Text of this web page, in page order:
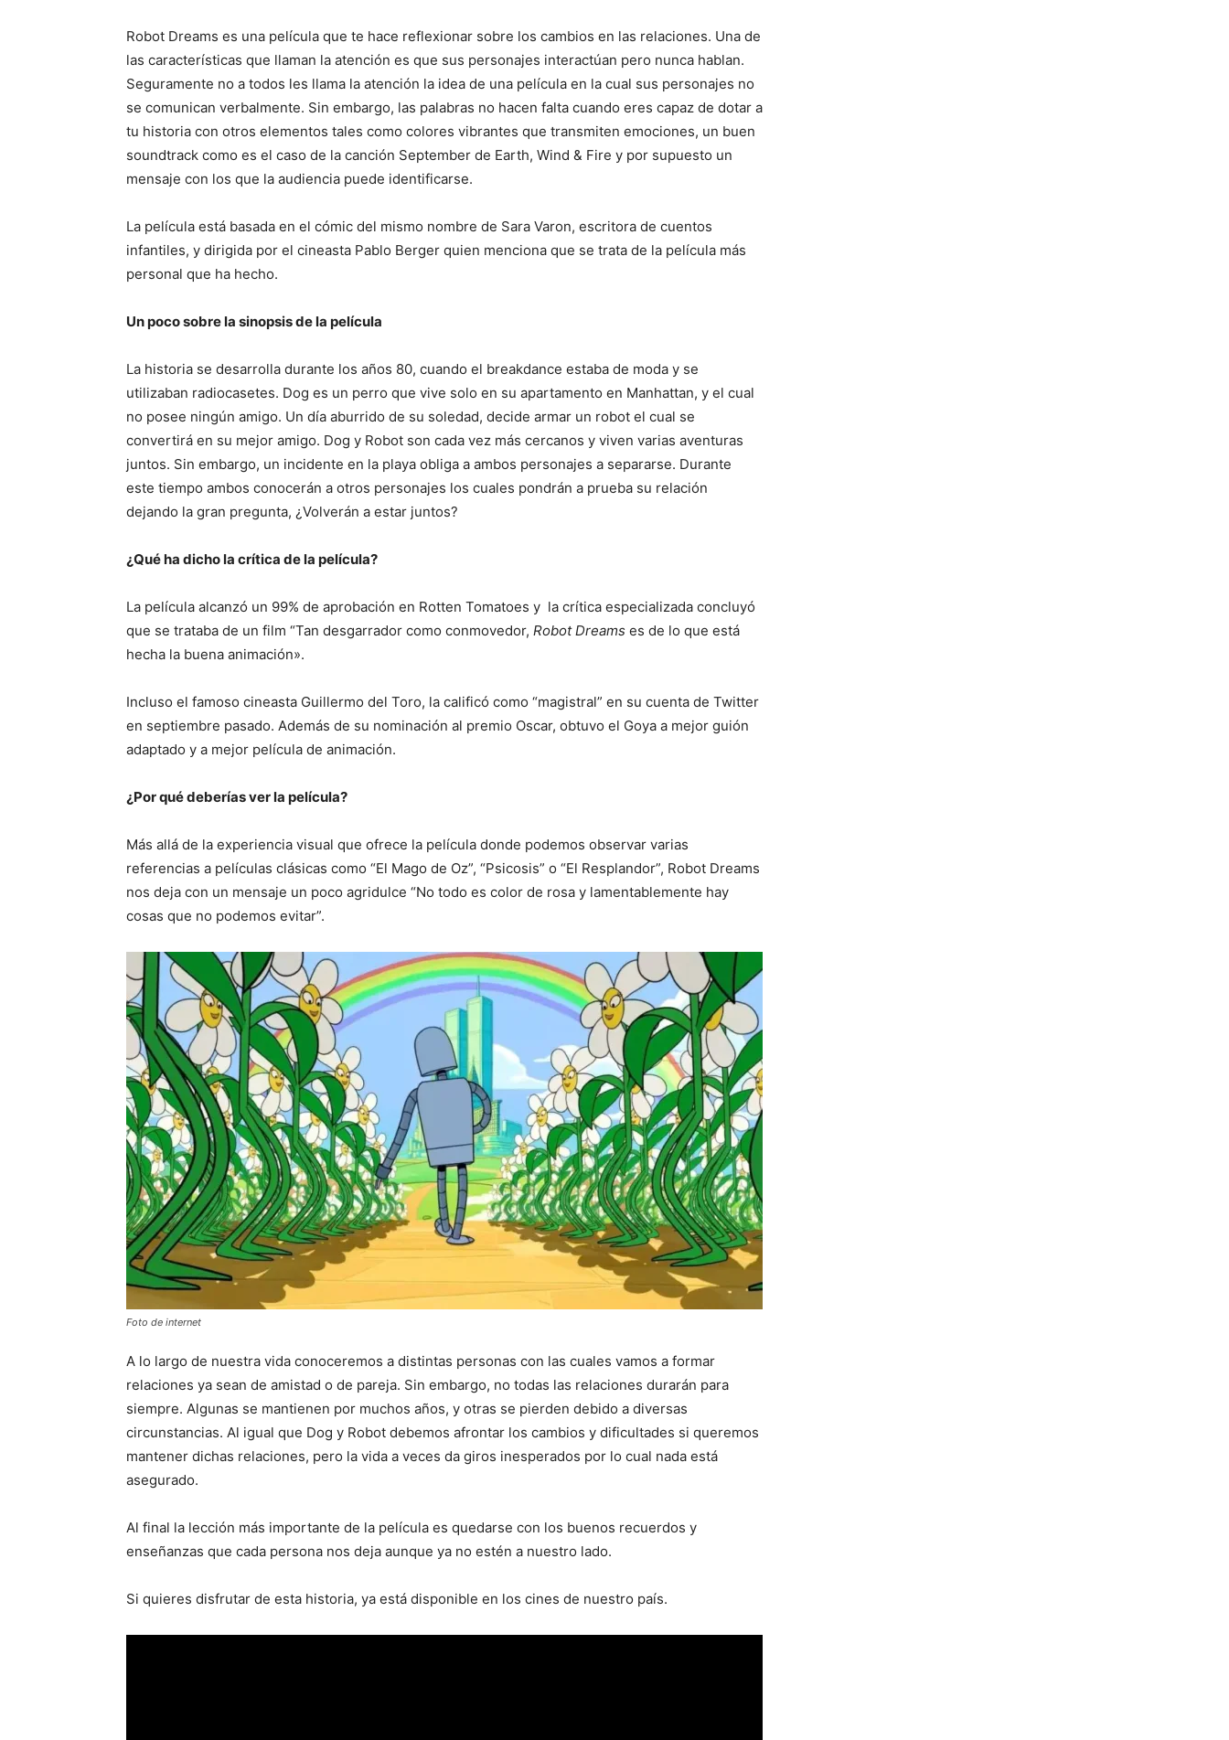
Robot Dreams es una película que te hace reflexionar sobre los cambios en las relaciones. Una de
las características que llaman la atención es que sus personajes interactúan pero nunca hablan.
Seguramente no a todos les llama la atención la idea de una película en la cual sus personajes no
se comunican verbalmente. Sin embargo, las palabras no hacen falta cuando eres capaz de dotar a
tu historia con otros elementos tales como colores vibrantes que transmiten emociones, un buen
soundtrack como es el caso de la canción September de Earth, Wind & Fire y por supuesto un
mensaje con los que la audiencia puede identificarse.
La película está basada en el cómic del mismo nombre de Sara Varon, escritora de cuentos
infantiles, y dirigida por el cineasta Pablo Berger quien menciona que se trata de la película más
personal que ha hecho.
Un poco sobre la sinopsis de la película
La historia se desarrolla durante los años 80, cuando el breakdance estaba de moda y se
utilizaban radiocasetes. Dog es un perro que vive solo en su apartamento en Manhattan, y el cual
no posee ningún amigo. Un día aburrido de su soledad, decide armar un robot el cual se
convertirá en su mejor amigo. Dog y Robot son cada vez más cercanos y viven varias aventuras
juntos. Sin embargo, un incidente en la playa obliga a ambos personajes a separarse. Durante
este tiempo ambos conocerán a otros personajes los cuales pondrán a prueba su relación
dejando la gran pregunta, ¿Volverán a estar juntos?
¿Qué ha dicho la crítica de la película?
La película alcanzó un 99% de aprobación en Rotten Tomatoes y la crítica especializada concluyó
que se trataba de un film “Tan desgarrador como conmovedor, Robot Dreams es de lo que está
hecha la buena animación».
Incluso el famoso cineasta Guillermo del Toro, la calificó como “magistral” en su cuenta de Twitter
en septiembre pasado. Además de su nominación al premio Oscar, obtuvo el Goya a mejor guión
adaptado y a mejor película de animación.
¿Por qué deberías ver la película?
Más allá de la experiencia visual que ofrece la película donde podemos observar varias
referencias a películas clásicas como “El Mago de Oz”, “Psicosis” o “El Resplandor”, Robot Dreams
nos deja con un mensaje un poco agridulce “No todo es color de rosa y lamentablemente hay
cosas que no podemos evitar”.
Foto de internet
A lo largo de nuestra vida conoceremos a distintas personas con las cuales vamos a formar
relaciones ya sean de amistad o de pareja. Sin embargo, no todas las relaciones durarán para
siempre. Algunas se mantienen por muchos años, y otras se pierden debido a diversas
circunstancias. Al igual que Dog y Robot debemos afrontar los cambios y dificultades si queremos
mantener dichas relaciones, pero la vida a veces da giros inesperados por lo cual nada está
asegurado.
Al final la lección más importante de la película es quedarse con los buenos recuerdos y
enseñanzas que cada persona nos deja aunque ya no estén a nuestro lado.
Si quieres disfrutar de esta historia, ya está disponible en los cines de nuestro país.